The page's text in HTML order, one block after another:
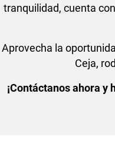
tranquilidad, cuenta
Aprovecha la
Ceja,
¡Contáctanos ahora y